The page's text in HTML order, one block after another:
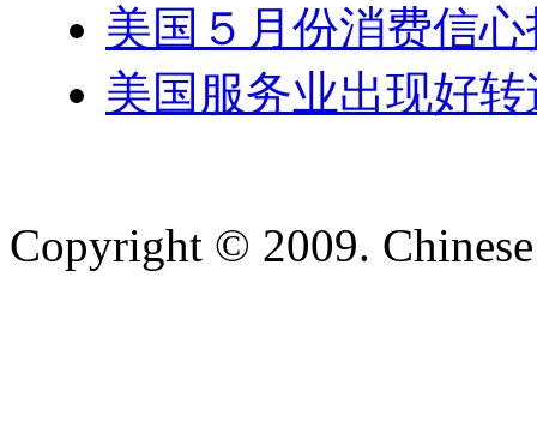
美国５月份消费信
美国服务业出现好
Copyright © 2009.